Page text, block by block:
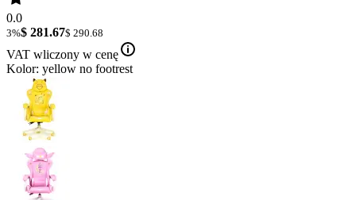
0.0
3%$ 281.67$ 290.68
VAT wliczony w cenę
Kolor: yellow no footrest